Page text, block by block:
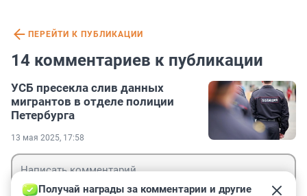
ПЕРЕЙТИ К ПУБЛИКАЦИИ
14 комментариев к публикации
УСБ пресекла слив данных
мигрантов в отделе полиции
Петербурга
13 мая 2025, 17:58
Получай награды за комментарии и другие